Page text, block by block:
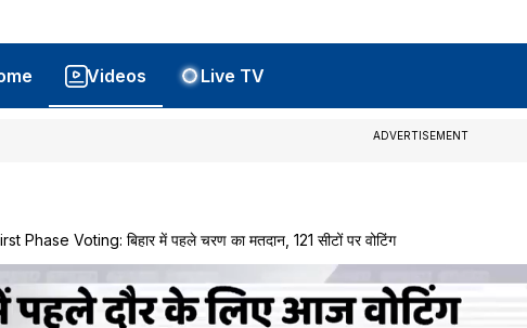
Videos Live TV
ADVERTISEMENT
Phase Voting: बिहार में पहले चरण का मतदान, 121 सीटों पर वोटिंग